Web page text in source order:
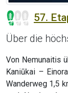
57.
Über die
Von Nemunaitis
Kaniūkai –
Wanderweg 1,5